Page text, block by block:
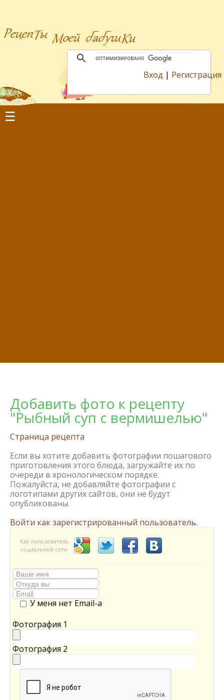
Вход | Регистрация
☰
Добавить фото к рецепту
"Рыбный суп с вермишелью"
Страница рецепта
Если вы хотите добавить фотографии пошагового
приготовления этого блюда, загружайте их по
очереди в хронологическом порядке.
Пожалуйста, не добавляйте фотографии с
логотипами других сайтов, они не будут
опубликованы.
Войти как зарегистрированный пользователь.
Как пользователь
социальной сети
У меня нет Email-а
Фотография 1
Фотография 2